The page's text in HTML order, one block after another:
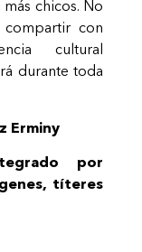
chicos. No
con
cultural
durante toda
Erminy
por
títeres